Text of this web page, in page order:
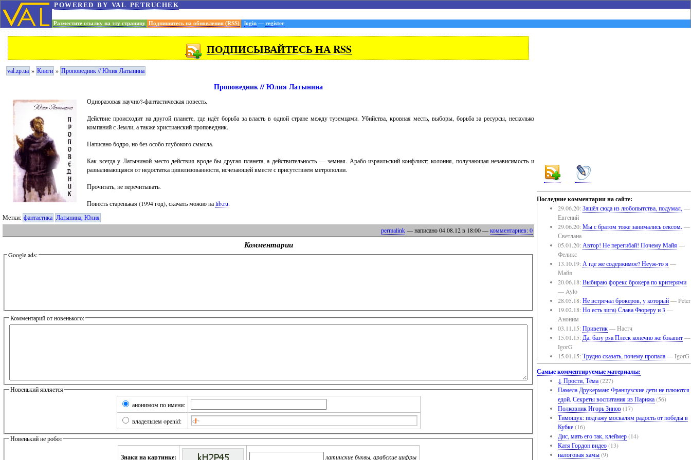
powered by val petruchek
Разместите ссылку на эту страницу Подпишитесь на обновления (RSS) login — register
Последние комментарии на сайте:
29.06.20: Зашёл сюда из любопытства, подумал, —
Евгений
29.06.20: Мы с братом тоже занимались сексом. —
Светлана
05.01.20: Автор! Не перегибай! Почему Майя—
Феликс
13.10.19: А где же содержимое? Неуж-то я—
Майя
20.06.18: Выбираю форекс брокера по критерями
— Aylo
28.05.18: Не встречал брокеров, у который— Peter
19.02.18: Но есть зига) Слава Фюреру и 3 —
Аноним
03.11.15: Приветик— Настч
15.01.15: Да, базу psa Плеск конечно же бэкапит—
IgorG
15.01.15: Трудно сказать, почему пропала— IgorG
Самые комментируемые материалы:
↓ Прости, Тёма(227)
Памела Друкерман: Французские дети не плюются
едой. Секреты воспитания из Парижа(56)
Полковник Игорь Зинов(17)
Тимощук: подгажу москалям радость от победы в
Кубке(16)
Дис, мать его так, клеймер(14)
Катя Гордон видео(13)
налоговая хамы(9)
ПОДПИСЫВАЙТЕСЬ НА RSS
val.zp.ua » Книги » Проповедник // Юлия Латынина
Проповедник // Юлия Латынина
Одноразовая научно?-фантастическая повесть.
Действие происходит на другой планете, где идёт борьба за власть в одной стране между туземцами. Убийства, кровная месть, выборы, борьба за ресурсы, несколько
компаний с Земли, а также христианский проповедник.
Написано бодро, но без особо глубокого смысла.
Как всегда у Латыниной место действия вроде бы другая планета, а действительность — земная. Арабо-израильский конфликт; колония, получающая независимость и
разваливающаяся от недостатка цивилизованности, исчезающей вместе с присутствием метрополии.
Прочитать, не перечитывать.
Повесть старенькая (1994 год), скачать можно наlib.ru.
Метки: фантастика Латынина, Юлия
permalink— написано04.08.12в 18:00—комментариев: 0
Комментарии
Google ads:
Комментарий от новенького:
Новенький является
анонимом по имени:
владельцем openid:
Новенький не робот
Знаки на картинке: латинские буквы, арабские цифры